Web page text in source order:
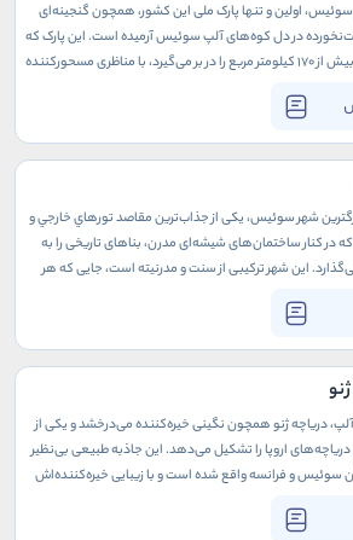
اولین و تنها پارک ملی این کشور، همچون گنجینه‌ای
در دل کوه‌های آلپ سوئیس آرمیده است. این پارک که
مساحتی بیش از ۱۷۰ کیلومتر مربع را در بر می‌گیرد، با مناظری مسحورکننده
سرسبز، هر بازدیدکننده‌ای که با تور سوئيس به اینجا آمده را
قلب طبیعت وحشی دعوت می‌کند.
شهر سوئیس، یکی از جذاب‌ترین مقاصد تورهاي خارجي و
در کنار ساختمان‌های شیشه‌ای مدرن، بناهای تاریخی را به
این شهر ترکیبی از سنت و مدرنیته است، جایی که هر
دریاچه ژنو همچون نگینی خیره‌کننده می‌درخشد و یکی از
دریاچه‌های اروپا را تشکیل می‌دهد. این جاذبه طبیعی بی‌نظیر
سوئیس و فرانسه واقع شده است و با زیبایی خیره‌کننده‌اش
و فیروزه‌ای رنگش، نه‌تنها چشم‌اندازی شگفت‌انگیز برای